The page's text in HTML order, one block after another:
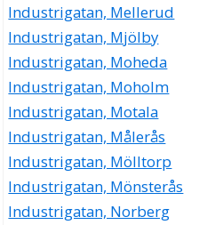
Industrigatan, Mellerud
Industrigatan, Mjölby
Industrigatan, Moheda
Industrigatan, Moholm
Industrigatan, Motala
Industrigatan, Målerås
Industrigatan, Mölltorp
Industrigatan, Mönsterås
Industrigatan, Norberg